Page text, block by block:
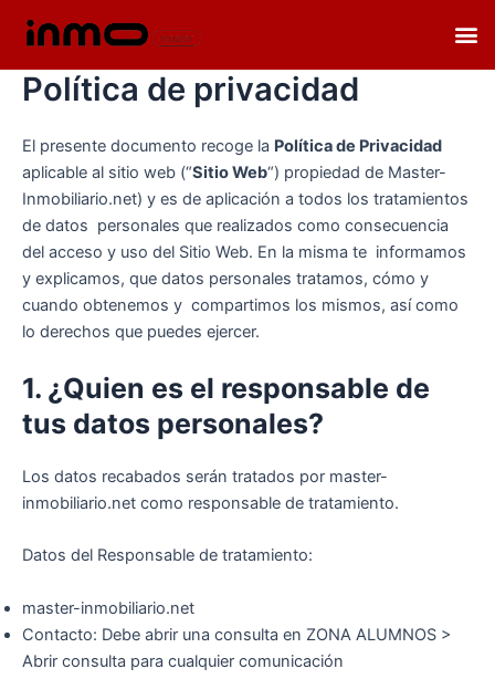
contenido
Política de privacidad
El presente documento recoge la Política de Privacidad
aplicable al sitio web (“Sitio Web“) propiedad de Master-
Inmobiliario.net) y es de aplicación a todos los tratamientos
de datos personales que realizados como consecuencia
del acceso y uso del Sitio Web. En la misma te informamos
y explicamos, que datos personales tratamos, cómo y
cuando obtenemos y compartimos los mismos, así como
lo derechos que puedes ejercer.
1. ¿Quien es el responsable de
tus datos personales?
Los datos recabados serán tratados por master-
inmobiliario.net como responsable de tratamiento.
Datos del Responsable de tratamiento:
master-inmobiliario.net
Contacto: Debe abrir una consulta en ZONA ALUMNOS >
Abrir consulta para cualquier comunicación